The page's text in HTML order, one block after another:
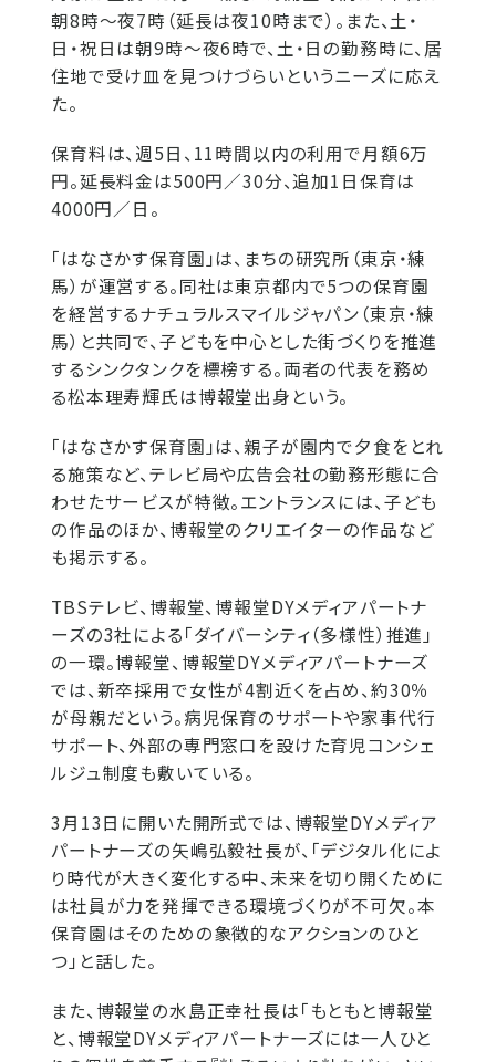
朝8時～夜7時（延長は夜10時まで）。また、土・
日・祝日は朝9時～夜6時で、土・日の勤務時に、居
住地で受け皿を見つけづらいというニーズに応え
た。
保育料は、週5日、11時間以内の利用で月額6万
円。延長料金は500円／30分、追加1日保育は
4000円／日。
「はなさかす保育園」は、まちの研究所（東京・練
馬）が運営する。同社は東京都内で5つの保育園
を経営するナチュラルスマイルジャパン（東京・練
馬）と共同で、子どもを中心とした街づくりを推進
するシンクタンクを標榜する。両者の代表を務め
る松本理寿輝氏は博報堂出身という。
「はなさかす保育園」は、親子が園内で夕食をとれ
る施策など、テレビ局や広告会社の勤務形態に合
わせたサービスが特徴。エントランスには、子ども
の作品のほか、博報堂のクリエイターの作品など
も掲示する。
TBSテレビ、博報堂、博報堂DYメディアパートナ
ーズの3社による「ダイバーシティ（多様性）推進」
の一環。博報堂、博報堂DYメディアパートナーズ
では、新卒採用で女性が4割近くを占め、約30％
が母親だという。病児保育のサポートや家事代行
サポート、外部の専門窓口を設けた育児コンシェ
ルジュ制度も敷いている。
3月13日に開いた開所式では、博報堂DYメディア
パートナーズの矢嶋弘毅社長が、「デジタル化によ
り時代が大きく変化する中、未来を切り開くために
は社員が力を発揮できる環境づくりが不可欠。本
保育園はそのための象徴的なアクションのひと
つ」と話した。
また、博報堂の水島正幸社長は「もともと博報堂
と、博報堂DYメディアパートナーズには一人ひと